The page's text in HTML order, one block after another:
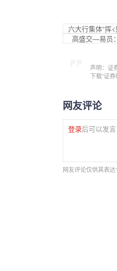
六大行集体“挥
高盛交—易员
声明：证
下载“证
网友评论
登录后可以发言
网友评论仅供其表